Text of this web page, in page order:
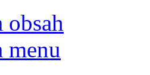
obsah
menu